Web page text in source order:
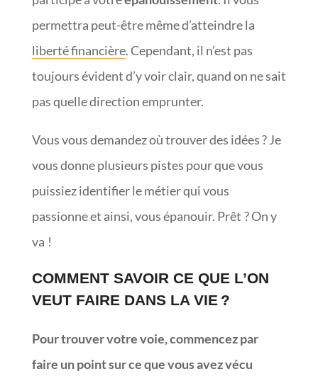
permettra peut-être même d’atteindre la
liberté financière. Cependant, il n’est pas
toujours évident d’y voir clair, quand on ne sait
pas quelle direction emprunter.
Vous vous demandez où trouver des idées ? Je
vous donne plusieurs pistes pour que vous
puissiez identifier le métier qui vous
passionne et ainsi, vous épanouir. Prêt ? On y
va !
COMMENT SAVOIR CE QUE L’ON
VEUT FAIRE DANS LA VIE ?
Pour trouver votre voie, commencez par
faire un point sur ce que vous avez vécu